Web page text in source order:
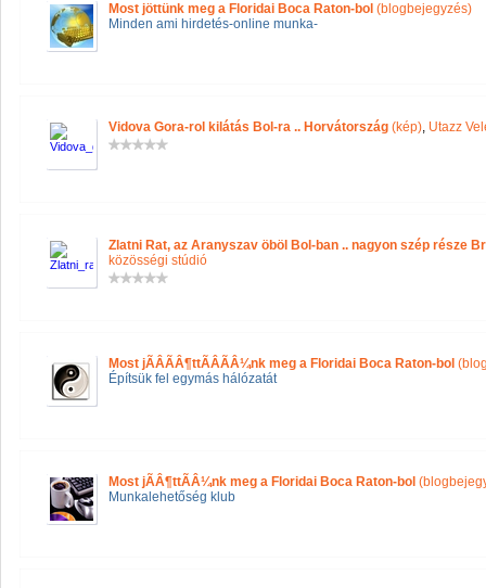
Most jöttünk meg a Floridai Boca Raton-bol (blogbejegyzés)
Minden ami hirdetés-online munka-
Vidova Gora-rol kilátás Bol-ra .. Horvátország (kép), Utazz
Zlatni Rat, az Aranyszav öböl Bol-ban .. nagyon szép része
közösségi stúdió
Most jÃÂÃÂ¶ttÃÂÃÂ¼nk meg a Floridai Boca Raton-bol
Építsük fel egymás hálózatát
Most jÃÂ¶ttÃÂ¼nk meg a Floridai Boca Raton-bol
Munkalehetőség klub